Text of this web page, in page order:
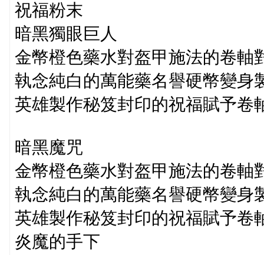
祝福粉末
暗黑獨眼巨人
金幣橙色藥水對盔甲施法的卷軸
執念純白的萬能藥名譽硬幣變身
英雄製作秘笈封印的祝福賦予卷
暗黑魔咒
金幣橙色藥水對盔甲施法的卷軸
執念純白的萬能藥名譽硬幣變身
英雄製作秘笈封印的祝福賦予卷
炎魔的手下